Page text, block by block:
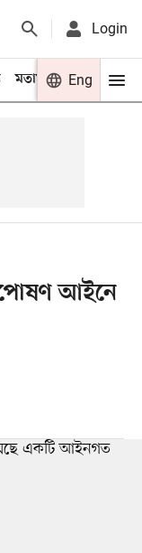
Login
মতামত খেলা
Eng
আইনে